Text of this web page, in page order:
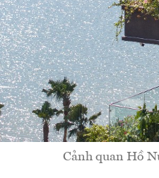
Cảnh quan Hồ